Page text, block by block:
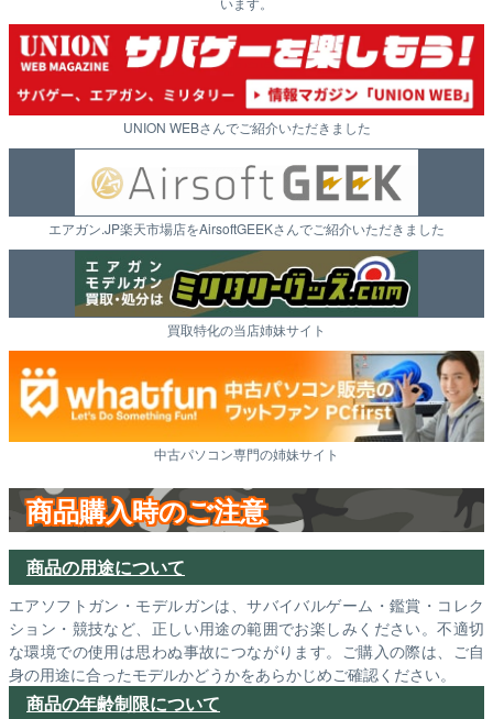
UNION WEBさんでご紹介いただきました
エアガン.JP楽天市場店をAirsoftGEEKさんでご紹介いただきました
買取特化の当店姉妹サイト
中古パソコン専門の姉妹サイト
商品購入時のご注意
商品の用途について
エアソフトガン・モデルガンは、サバイバルゲーム・鑑賞・コレク
ション・競技など、正しい用途の範囲でお楽しみください。不適切
な環境での使用は思わぬ事故につながります。ご購入の際は、ご自
身の用途に合ったモデルかどうかをあらかじめご確認ください。
商品の年齢制限について